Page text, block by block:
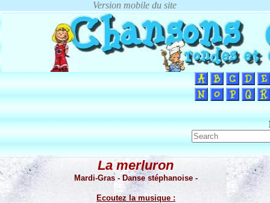
La merluron
Mardi-Gras - Danse stéphanoise -
Ecoutez la musique :